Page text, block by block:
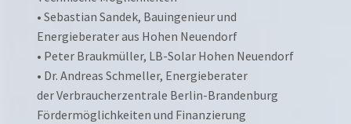
• Sebastian Sandek, Bauingenieur und
Energieberater aus Hohen Neuendorf
• Peter Braukmüller, LB-Solar Hohen Neuendorf
• Dr. Andreas Schmeller, Energieberater
der Verbraucherzentrale Berlin-Brandenburg
Fördermöglichkeiten und Finanzierung